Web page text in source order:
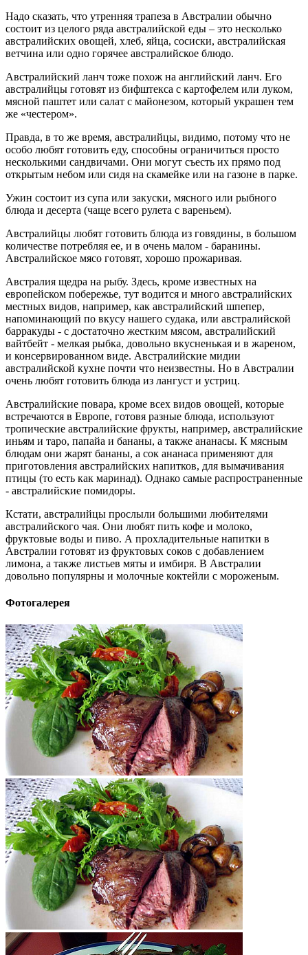
Надо сказать, что утренняя трапеза в Австралии обычно
состоит из целого ряда австралийской еды – это несколько
австралийских овощей, хлеб, яйца, сосиски, австралийская
ветчина или одно горячее австралийское блюдо.
Австралийский ланч тоже похож на английский ланч. Его
австралийцы готовят из бифштекса с картофелем или луком,
мясной паштет или салат с майонезом, который украшен тем
же «честером».
Правда, в то же время, австралийцы, видимо, потому что не
особо любят готовить еду, способны ограничиться просто
несколькими сандвичами. Они могут съесть их прямо под
открытым небом или сидя на скамейке или на газоне в парке.
Ужин состоит из супа или закуски, мясного или рыбного
блюда и десерта (чаще всего рулета с вареньем).
Австралийцы любят готовить блюда из говядины, в большом
количестве потребляя ее, и в очень малом - баранины.
Австралийское мясо готовят, хорошо прожаривая.
Австралия щедра на рыбу. Здесь, кроме известных на
европейском побережье, тут водится и много австралийских
местных видов, например, как австралийский шпепер,
напоминающий по вкусу нашего судака, или австралийской
барракуды - с достаточно жестким мясом, австралийский
вайтбейт - мелкая рыбка, довольно вкусненькая и в жареном,
и консервированном виде. Австралийские мидии
австралийской кухне почти что неизвестны. Но в Австралии
очень любят готовить блюда из лангуст и устриц.
Австралийские повара, кроме всех видов овощей, которые
встречаются в Европе, готовя разные блюда, используют
тропические австралийские фрукты, например, австралийские
иньям и таро, папайа и бананы, а также ананасы. К мясным
блюдам они жарят бананы, а сок ананаса применяют для
приготовления австралийских напитков, для вымачивания
птицы (то есть как маринад). Однако самые распространенные
- австралийские помидоры.
Кстати, австралийцы прослыли большими любителями
австралийского чая. Они любят пить кофе и молоко,
фруктовые воды и пиво. А прохладительные напитки в
Австралии готовят из фруктовых соков с добавлением
лимона, а также листьев мяты и имбиря. В Австралии
довольно популярны и молочные коктейли с мороженым.
Фотогалерея